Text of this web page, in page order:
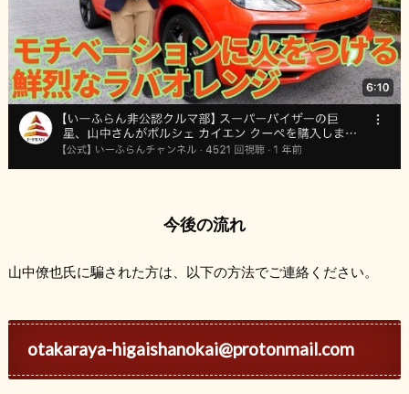
今後の流れ
山中僚也氏に騙された方は、以下の方法でご連絡ください。
otakaraya-higaishanokai@protonmail.com